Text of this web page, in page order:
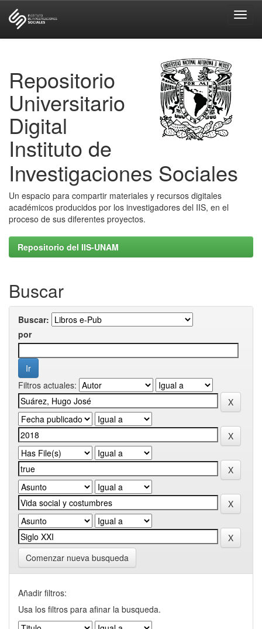
Repositorio
Universitario
Digital
Instituto de
Investigaciones Sociales
Un espacio para compartir materiales y recursos digitales
académicos producidos por los investigadores del IIS, en el
proceso de sus diferentes proyectos.
Repositorio del IIS-UNAM
Buscar
Buscar:
por
Filtros actuales:
Comenzar nueva busqueda
Añadir filtros:
Usa los filtros para afinar la busqueda.